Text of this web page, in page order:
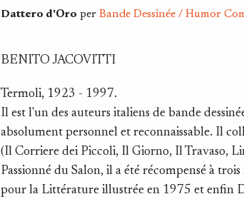
Dattero d'Oro perBande Dessinée / Humor
BENITO JACOVITTI
Termoli, 1923 - 1997.
Il est l'un des auteurs italiens de bande
absolument personnel et reconnaissable. Il
(Il Corriere dei Piccoli, Il Giorno, Il Travaso,
Passionné du Salon, il a été récompensé à
pour la Littérature illustrée en 1975 et enfin